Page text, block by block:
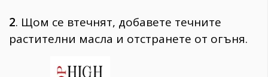
2. Щом се втечнят, добавете течните
растителни масла и отстранете от огъня.